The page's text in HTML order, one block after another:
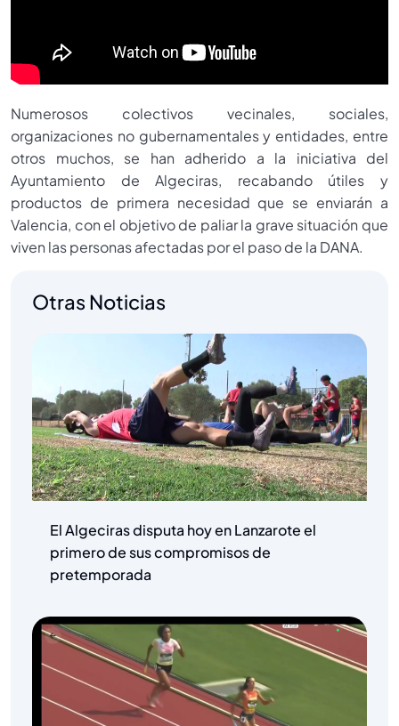
Numerosos colectivos vecinales, sociales,
organizaciones no gubernamentales y entidades, entre
otros muchos, se han adherido a la iniciativa del
Ayuntamiento de Algeciras, recabando útiles y
productos de primera necesidad que se enviarán a
Valencia, con el objetivo de paliar la grave situación que
viven las personas afectadas por el paso de la DANA.
Otras Noticias
El Algeciras disputa hoy en Lanzarote el
primero de sus compromisos de
pretemporada